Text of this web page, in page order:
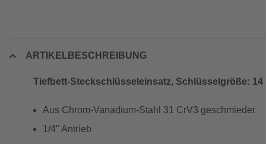
ARTIKELBESCHREIBUNG
Tiefbett-Steckschlüsseleinsatz, Schlüsselgröße: 14
Aus Chrom-Vanadium-Stahl 31 CrV3 geschmiedet
1/4" Antrieb